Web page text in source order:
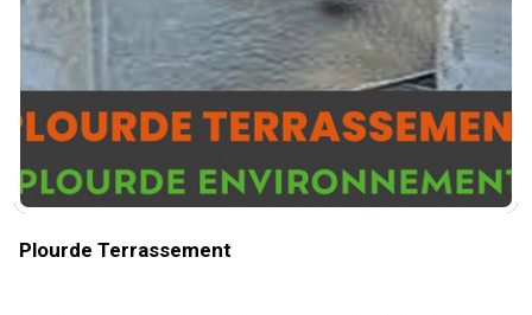
Plourde Terrassement